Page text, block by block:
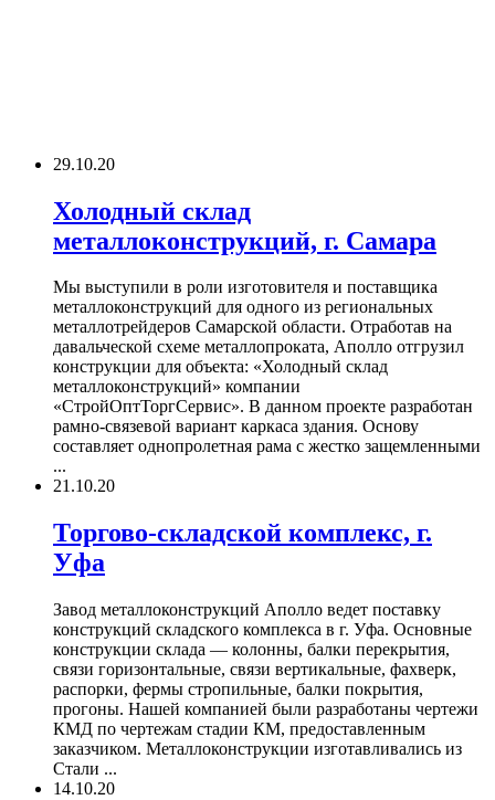
29.10.20
Холодный склад
металлоконструкций, г. Самара
Мы выступили в роли изготовителя и поставщика
металлоконструкций для одного из региональных
металлотрейдеров Самарской области. Отработав на
давальческой схеме металлопроката, Аполло отгрузил
конструкции для объекта: «Холодный склад
металлоконструкций» компании
«СтройОптТоргСервис». В данном проекте разработан
рамно-связевой вариант каркаса здания. Основу
составляет однопролетная рама с жестко защемленными
...
21.10.20
Торгово-складской комплекс, г.
Уфа
Завод металлоконструкций Аполло ведет поставку
конструкций складского комплекса в г. Уфа. Основные
конструкции склада — колонны, балки перекрытия,
связи горизонтальные, связи вертикальные, фахверк,
распорки, фермы стропильные, балки покрытия,
прогоны. Нашей компанией были разработаны чертежи
КМД по чертежам стадии КМ, предоставленным
заказчиком. Металлоконструкции изготавливались из
Стали ...
14.10.20